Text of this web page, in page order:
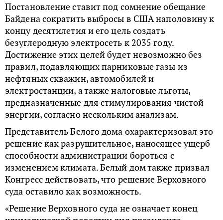
Постановление ставит под сомнение обещание
Байдена сократить выбросы в США наполовину к
концу десятилетия и его цель создать
безуглеродную электросеть к 2035 году.
Достижение этих целей будет невозможно без
правил, подавляющих парниковые газы из
нефтяных скважин, автомобилей и
электростанции, а также налоговые льготы,
предназначенные для стимулирования чистой
энергии, согласно нескольким анализам.
Представитель Белого дома охарактеризовал это
решение как разрушительное, наносящее ущерб
способности администрации бороться с
изменением климата. Белый дом также призвал
Конгресс действовать, что решение Верховного
суда оставило как возможность.
«Решение Верховного суда не означает конец